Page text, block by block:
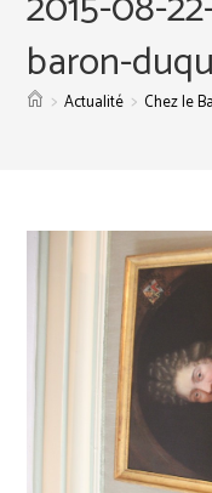
baron-
> Actualité > Chez le